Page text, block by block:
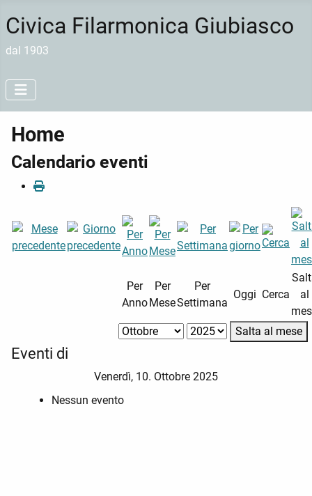
Civica Filarmonica Giubiasco
dal 1903
Home
Calendario eventi
Per
Anno
Per
Mese
Per
Settimana
Oggi Cerca
al
Salta al mese
Eventi di
Venerdì, 10. Ottobre 2025
Nessun evento